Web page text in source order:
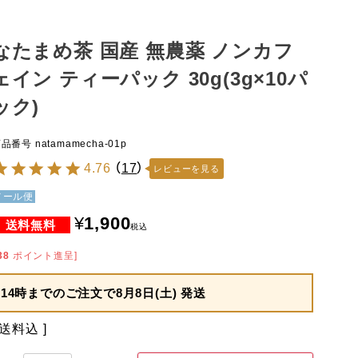
たまめ茶 国産 無農薬 ノンカフ
イン ティーパック 30g(3g×10パ
ク)
番号 natamamecha-01p
4.76 （17） レビューを見る
ール便
¥1,900税込
ポイント進呈]
14時までのご注文で8月8日(土) 発送
料込